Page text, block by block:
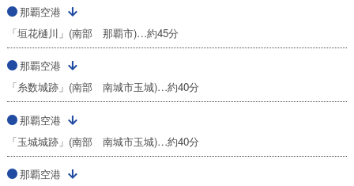
那覇空港
「垣花樋川」(南部 那覇市)…約45分
那覇空港
「糸数城跡」(南部 南城市玉城)…約40分
那覇空港
「玉城城跡」(南部 南城市玉城)…約40分
那覇空港